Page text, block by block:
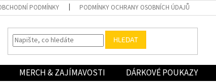
PODMÍNKY PODMÍNKY OCHRANY OSOBNÍCH ÚDAJŮ
HLEDAT
MERCH & ZAJÍMAVOSTI DÁRKOVÉ POUKAZY